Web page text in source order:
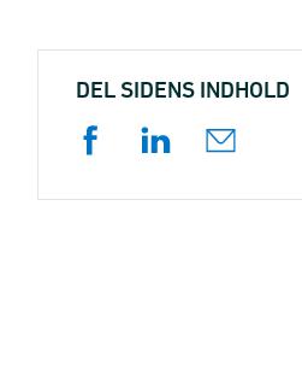
DEL SIDENS INDHOLD